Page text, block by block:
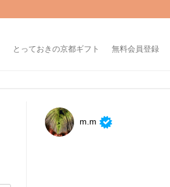
とっておきの京都ギフト 無料会員登録
m.m